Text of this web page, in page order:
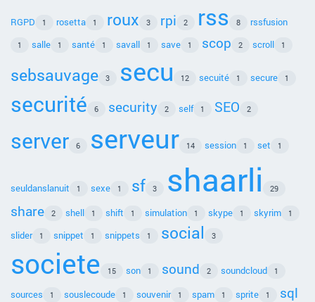
RGPD 1 rosetta 1 roux 3 rpi 2 rss 8 rssfusion
1 salle 1 santé 1 savall 1 save 1 scop 2 scroll 1
sebsauvage 3 secu 12 secuité 1 secure 1
securité 6 security 2 self 1 SEO 2
server 6 serveur 14 session 1 set 1
seuldanslanuit 1 sexe 1 sf 3 shaarli 29
share 2 shell 1 shift 1 simulation 1 skype 1 skyrim 1
slider 1 snippet 1 snippets 1 social 3
societe 15 son 1 sound 2 soundcloud 1
sources 1 souslecoude 1 souvenir 1 spam 1 sprite 1 sql